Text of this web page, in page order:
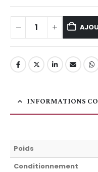
INFORMATIONS
Poids
Conditionnement